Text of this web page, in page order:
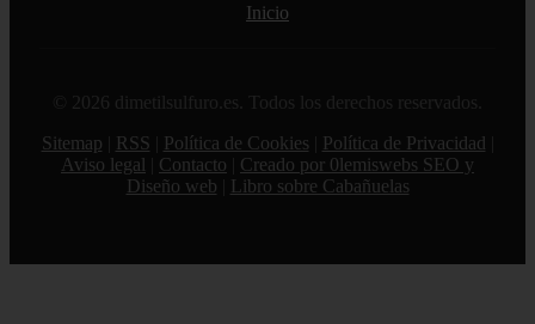
Inicio
© 2026 dimetilsulfuro.es. Todos los derechos reservados.
Sitemap
RSS Política de Cookies Política de Privacidad
Aviso legal
Contacto
Creado por 0lemiswebs SEO y
Diseño web
Libro sobre Cabañuelas